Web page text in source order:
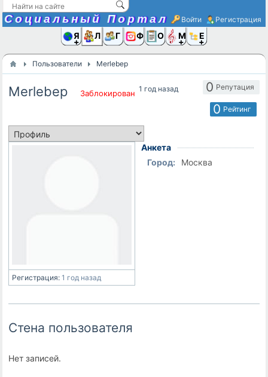
Социальный Портал Войти Регистрация
Я иЛюди
Группы
Фото Ещё
Пользователи Merlebep
Merlebep Заблокирован 1 год назад 0 Репутация
0 Рейтинг
Регистрация: 1 год назад
Анкета
Город:
Москва
Стена пользователя
Нет записей.